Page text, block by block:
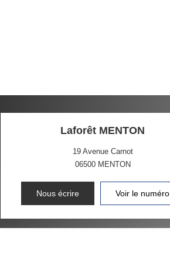
Laforêt MENTON
19 Avenue Carnot
06500 MENTON
Nous écrire Voir le numéro